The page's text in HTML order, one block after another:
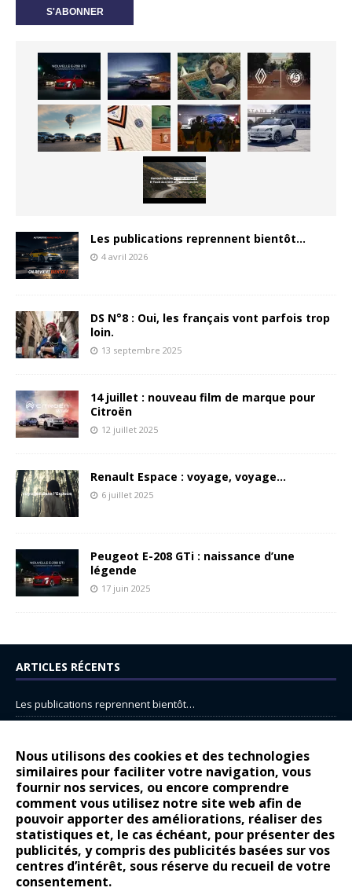
Nous utilisons des cookies et des technologies
similaires pour faciliter votre navigation, vous
fournir nos services, ou encore comprendre
comment vous utilisez notre site web afin de
pouvoir apporter des améliorations, réaliser des
statistiques et, le cas échéant, pour présenter des
publicités, y compris des publicités basées sur vos
centres d’intérêt, sous réserve du recueil de votre
consentement.
Les publications reprennent bientôt…
4 avril 2026
DS N°8 : Oui, les français vont parfois trop
loin.
13 septembre 2025
14 juillet : nouveau film de marque pour
Citroën
12 juillet 2025
Renault Espace : voyage, voyage…
6 juillet 2025
Peugeot E-208 GTi : naissance d’une
légende
17 juin 2025
ARTICLES RÉCENTS
Les publications reprennent bientôt…
14 juillet : nouveau film de marque pour Citroën
Renault Espace : voyage, voyage…
Peugeot E-208 GTi : naissance d’une légende
COMMENTAIRES RÉCENTS
Bernard DardartdansDacia Sandero : pour les gens vrais